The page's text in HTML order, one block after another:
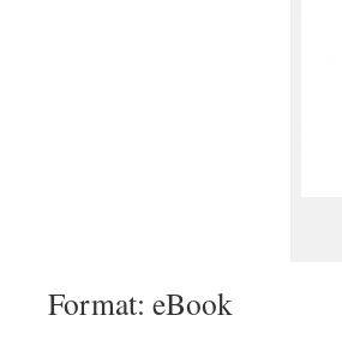
Format: eBook